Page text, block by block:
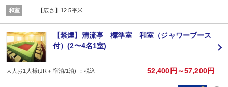
場所:
宴会場（７Ｆりんどう）
内容:
時間：7：00～9：00 最終開始時間8：30
和室 【広さ】12.5平米
【禁煙】清流亭 標準室 和室（ジャワーブース
付）(2〜4名1室)
大人お1人様(JR＋宿泊/1泊) ：税込 52,400円～57,200円